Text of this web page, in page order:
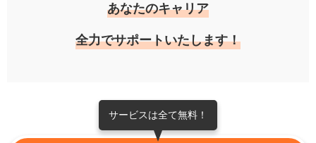
あなたのキャリア
全力でサポートいたします！
サービスは全て無料！